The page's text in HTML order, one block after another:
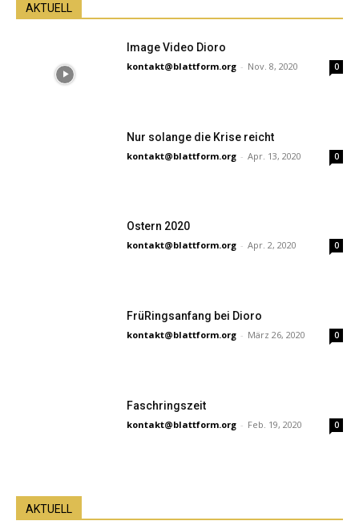
AKTUELL
Image Video Dioro
kontakt@blattform.org - Nov. 8, 2020 0
Nur solange die Krise reicht
kontakt@blattform.org - Apr. 13, 2020 0
Ostern 2020
kontakt@blattform.org - Apr. 2, 2020 0
FrüRingsanfang bei Dioro
kontakt@blattform.org - März 26, 2020 0
Faschringszeit
kontakt@blattform.org - Feb. 19, 2020 0
AKTUELL